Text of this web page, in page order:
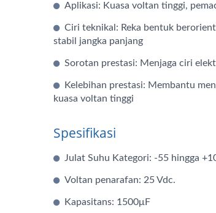
Aplikasi: Kuasa voltan tinggi,
Ciri teknikal: Reka bentuk
stabil jangka panjang
Sorotan prestasi: Menjaga ciri
Kelebihan prestasi: Membantu
kuasa voltan tinggi
Spesifikasi
Julat Suhu Kategori: -55 hingga
Voltan penarafan: 25 Vdc.
Kapasitans: 1500μF
Kapasitor Hibrid